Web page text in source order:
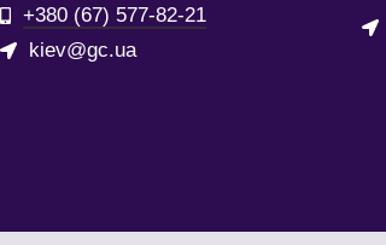
+380 (67) 577-82-21
kiev@gc.ua